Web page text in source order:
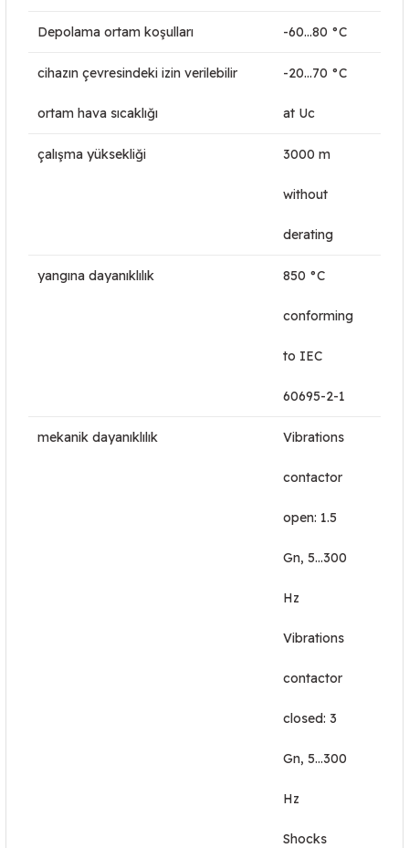
Depolama ortam koşulları -60…80 °C
cihazın çevresindeki izin verilebilir
ortam hava sıcaklığı
-20…70 °C
at Uc
çalışma yüksekliği 3000 m
without
derating
yangına dayanıklılık 850 °C
conforming
to IEC
60695-2-1
mekanik dayanıklılık Vibrations
contactor
open: 1.5
Gn, 5...300
Hz
Vibrations
contactor
closed: 3
Gn, 5...300
Hz
Shocks